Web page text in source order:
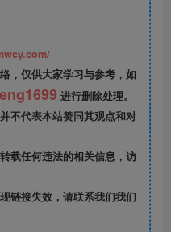
，仅供大家学习与参考，如
进行删除处理。
不代表本站赞同其观点和对
载任何违法的相关信息，访
链接失效，请联系我们我们